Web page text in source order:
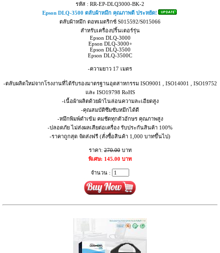
รหัส : RR-EP-DLQ3000-BK-2
Epson DLQ-3500 ตลับผ้าหมึก คุณภาพดี ประหยัด!
ตลับผ้าหมึก ดอทเมตริกซ์ S015592/S015066
สำหรับเครื่องปริ้นเตอร์รุ่น
Epson DLQ-3000
Epson DLQ-3000+
Epson DLQ-3500
Epson DLQ-3500C
-ความยาว 17 เมตร
-ตลับผลิตใหม่จากโรงงานที่ได้รับรองมาตรฐานอุตสาหกรรม ISO9001 , ISO14001 , ISO19752
และ ISO19798 RoHS
-เนื้อผ้าผลิตด้วยผ้าไนล่อนความละเอียดสูง
-คุณสมบัติซึมซับหมึกได้ดี
-หมึกพิมพ์ดำเข้ม คมชัดทุกตัวอักษร คุณภาพสูง
-ปลอดภัย ไม่ส่งผลเสียต่อเครื่อง รับประกันสินค้า 100%
-ราคาถูกสุด จัดส่งฟรี (สั่งซื้อสินค้า 1,000 บาทขึ้นไป)
ราคา:270.00บาท
พิเศษ: 145.00 บาท
จำนวน :